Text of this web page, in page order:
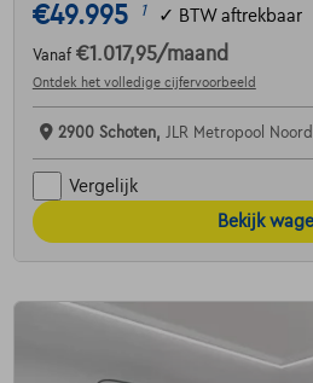
€49.995 1 ✓ BTW aftrekbaar
Vanaf €1.017,95/maand
Ontdek het volledige cijfervoorbeeld
2900 Schoten, JLR Metropool Noord
Vergelijk
Bekijk